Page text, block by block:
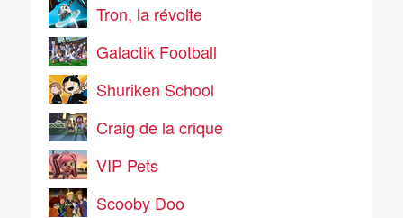
Tron, la révolte
Galactik Football
Shuriken School
Craig de la crique
VIP Pets
Scooby Doo